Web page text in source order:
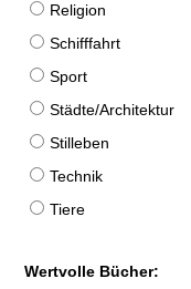
Religion
Schifffahrt
Sport
Städte/Architektur
Stilleben
Technik
Tiere
Wertvolle Bücher: